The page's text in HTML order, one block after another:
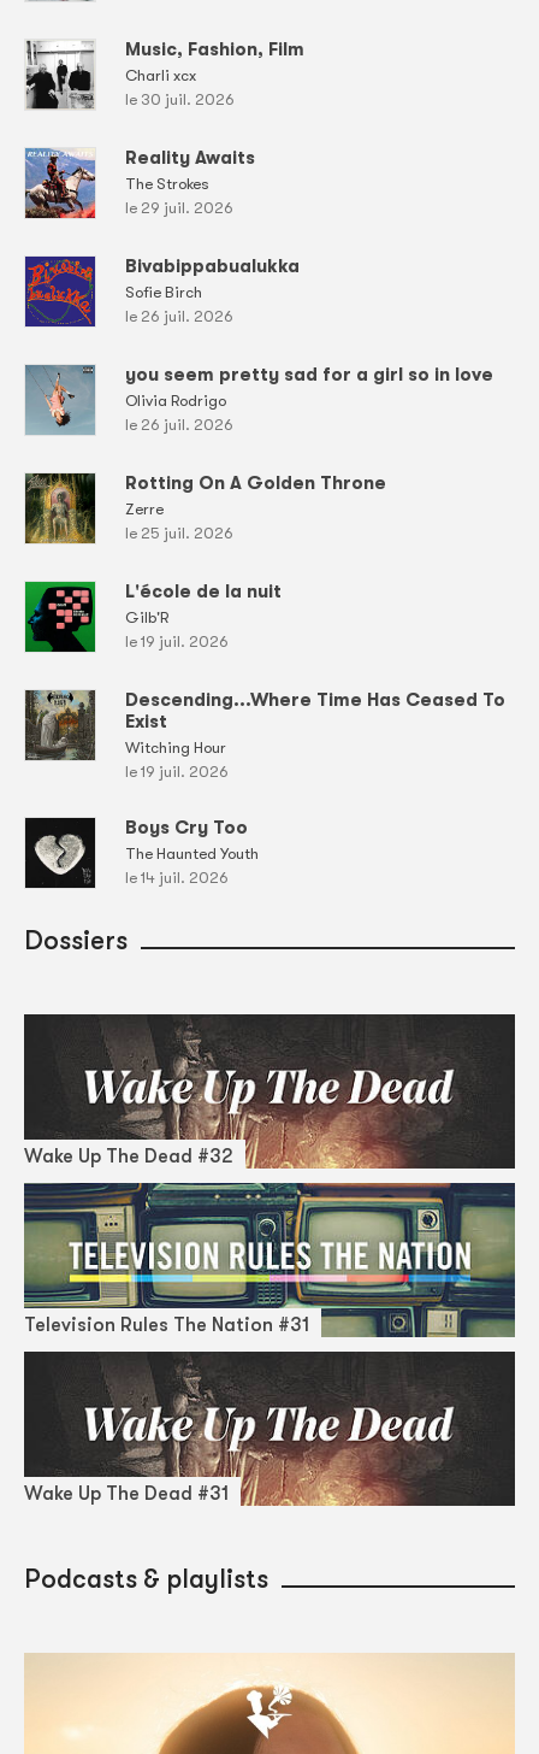
Music, Fashion, Film
Charli xcx
le 30 juil. 2026
Reality Awaits
The Strokes
le 29 juil. 2026
Bivabippabualukka
Sofie Birch
le 26 juil. 2026
you seem pretty sad for a girl so in love
Olivia Rodrigo
le 26 juil. 2026
Rotting On A Golden Throne
Zerre
le 25 juil. 2026
L'école de la nuit
Gilb'R
le 19 juil. 2026
Descending...Where Time Has Ceased To
Exist
Witching Hour
le 19 juil. 2026
Boys Cry Too
The Haunted Youth
le 14 juil. 2026
Dossiers
Wake Up The Dead #32
Television Rules The Nation #31
Wake Up The Dead #31
Podcasts & playlists